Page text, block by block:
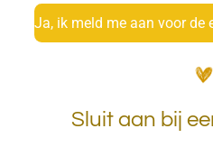
Ja, ik meld me aan voor de
Sluit aan bij